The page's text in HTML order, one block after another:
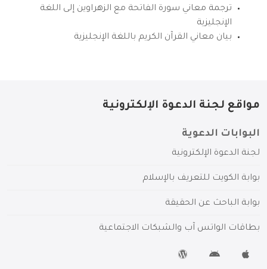
ترجمة معاني سورة الفاتحة مع الزهراوين إلى اللغة
الإنجليزية
بيان معاني القرآن الكريم باللغة الإنجليزية
مواقع لجنة الدعوة الإلكترونية
البوابات الدعوية
لجنة الدعوة الإلكترونية
بوابة الكويت للتعريف بالإسلام
بوابة الباحث عن الحقيقة
بطاقات الواتس آب والشبكات الاجتماعية